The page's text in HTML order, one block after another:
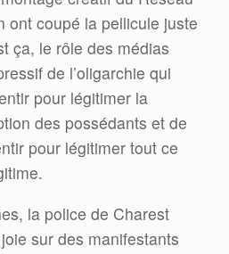
ont coupé la pellicule juste
ça, le rôle des médias
de l’oligarchie qui
pour légitimer la
des possédants et de
pour légitimer tout ce
la police de Charest
sur des manifestants